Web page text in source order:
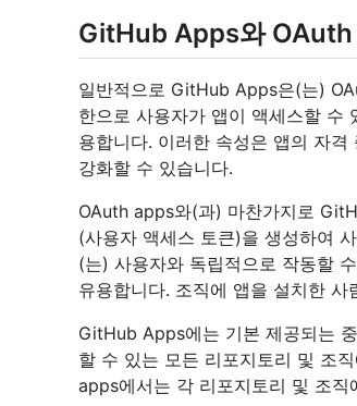
GitHub Apps와 OAuth
일반적으로 GitHub Apps은(는)
한으로 사용자가 앱이 액세스할 수
용합니다. 이러한 속성은 앱의 자
강화할 수 있습니다.
OAuth apps와(과) 마찬가지로
(사용자 액세스 토큰)을 생성하여
(는) 사용자와 독립적으로 작동할
유용합니다. 조직에 앱을 설치한
GitHub Apps에는 기본 제공되는
할 수 있는 모든 리포지토리 및 조
apps에서는 각 리포지토리 및 조